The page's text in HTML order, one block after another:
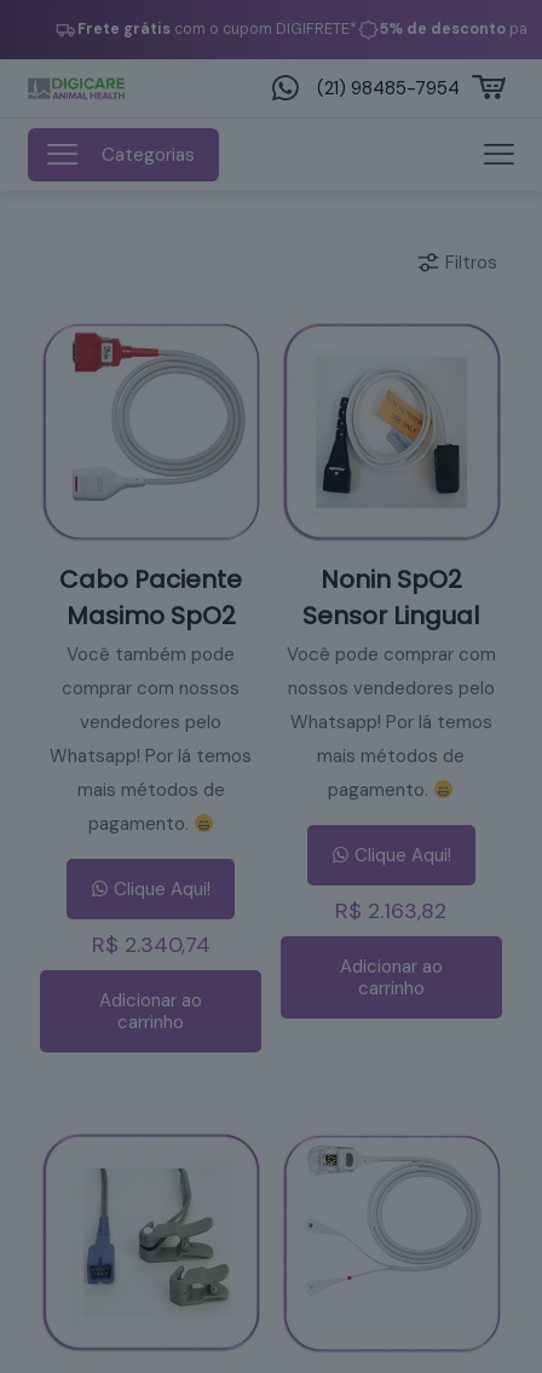
Frete grátis com o cupom DIGIFRETE* 5% de desconto
(21) 98485-7954
Categorias
Filtros
Cabo Paciente
Masimo SpO2
Você também pode
comprar com nossos
vendedores pelo
Whatsapp! Por lá temos
mais métodos de
pagamento.
Clique Aqui!
R$ 2.340,74
Adicionar ao
carrinho
Nonin SpO2
Sensor Lingual
Você pode comprar com
nossos vendedores pelo
Whatsapp! Por lá temos
mais métodos de
pagamento.
Clique Aqui!
R$ 2.163,82
Adicionar ao
carrinho